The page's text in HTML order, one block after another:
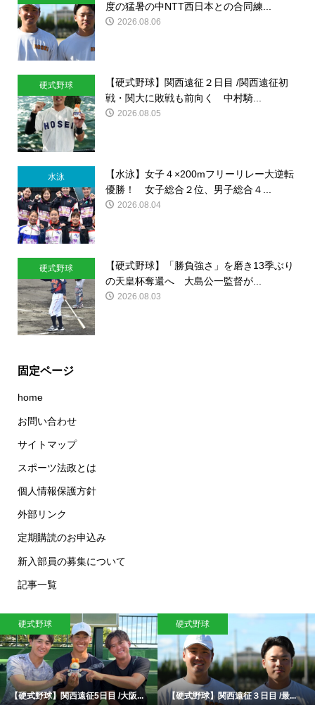
度の猛暑の中NTT西日本との合同練...
2026.08.06
硬式野球
【硬式野球】関西遠征２日目 /関西遠征初
戦・関大に敗戦も前向く 中村騎...
2026.08.05
水泳
【水泳】女子４×200mフリーリレー大逆転
優勝！ 女子総合２位、男子総合４...
2026.08.04
硬式野球
【硬式野球】「勝負強さ」を磨き13季ぶり
の天皇杯奪還へ 大島公一監督が...
2026.08.03
固定ページ
home
お問い合わせ
サイトマップ
スポーツ法政とは
個人情報保護方針
外部リンク
定期購読のお申込み
新入部員の募集について
記事一覧
硬式野球
【硬式野球】関西遠征5日目 /大阪...
硬式野球
【硬式野球】関西遠征３日目 /最...